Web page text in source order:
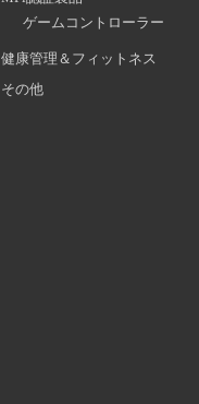
ゲームコントローラー
健康管理＆フィットネス
その他